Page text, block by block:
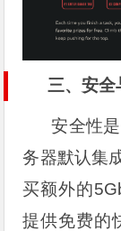
三、安全
安全性
务器默认集
买额外的
提供免费的